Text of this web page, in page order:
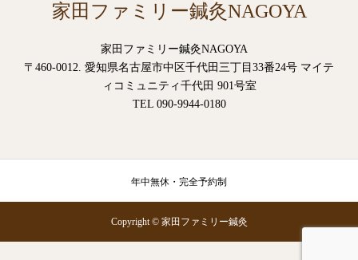
家田ファミリー鍼灸NAGOYA
家田ファミリー鍼灸NAGOYA
〒460-0012. 愛知県名古屋市中区千代田三丁目33番24号 マイテ
ィコミュニティ千代田 901号室
TEL 090-9944-0180
年中無休・完全予約制
Copyright © 家田ファミリー鍼灸